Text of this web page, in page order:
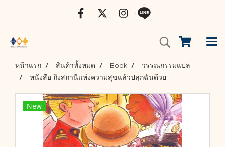
หน้าแรก สินค้าทั้งหมด Book
วรรณกรรมแปล
หนังสือ ถึงสถานีแห่งความสุขแล้วปลุกฉันด้วย
New